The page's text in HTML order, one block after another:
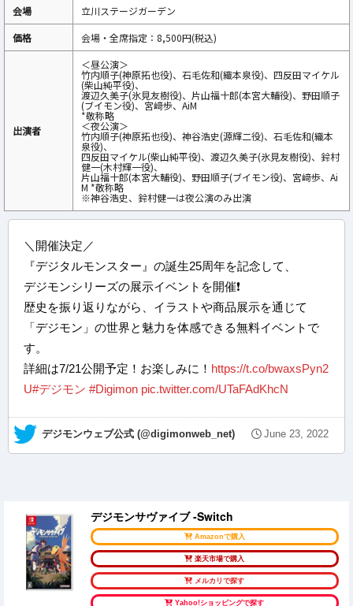
会場
立川ステージガーデン
価格
会場・全席指定：8,500円(税込)
出演者
＜昼公演＞
竹内順子(神原拓也役)、石毛佐和(織本泉役)、四反田マイケル
(柴山純平役)、
渡辺久美子(氷見友樹役)、片山福十郎(本宮大輔役)、野田順子
(ブイモン役)、宮﨑歩、AiM
*敬称略
＜夜公演＞
竹内順子(神原拓也役)、神谷浩史(源輝二役)、石毛佐和(織本
泉役)、
四反田マイケル(柴山純平役)、渡辺久美子(氷見友樹役)、鈴村
健一(木村輝一役)、
片山福十郎(本宮大輔役)、野田順子(ブイモン役)、宮﨑歩、Ai
M *敬称略
※神谷浩史、鈴村健一は夜公演のみ出演
＼開催決定／
『デジタルモンスター』の誕生25周年を記念して、
デジモンシリーズの展示イベントを開催❗️
歴史を振り返りながら、イラストや商品展示を通じて
「デジモン」の世界と魅力を体感できる無料イベントで
す。
詳細は7/21公開予定！お楽しみに！ https://t.co/bwaxsPyn2
U#デジモン #Digimon pic.twitter.com/UTaFAdKhcN
— デジモンウェブ公式 (@digimonweb_net) June 23, 2022
デジモンサヴァイブ -Switch
Amazonで購入
楽天市場で購入
メルカリで探す
Yahoo!ショッピングで探す